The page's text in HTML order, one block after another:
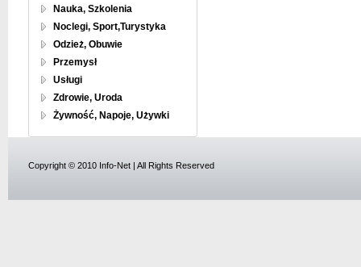
Nauka, Szkolenia
Noclegi, Sport,Turystyka
Odzież, Obuwie
Przemysł
Usługi
Zdrowie, Uroda
Żywność, Napoje, Używki
Copyright © 2010 Info-Net | All Rights Reserved